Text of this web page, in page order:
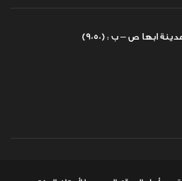
ابها ص – ب : (9050)